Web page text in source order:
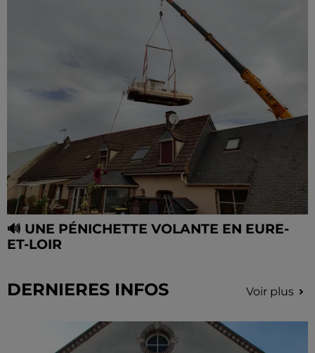
🔊 UNE PÉNICHETTE VOLANTE EN EURE-
ET-LOIR
DERNIERES INFOS Voir plus